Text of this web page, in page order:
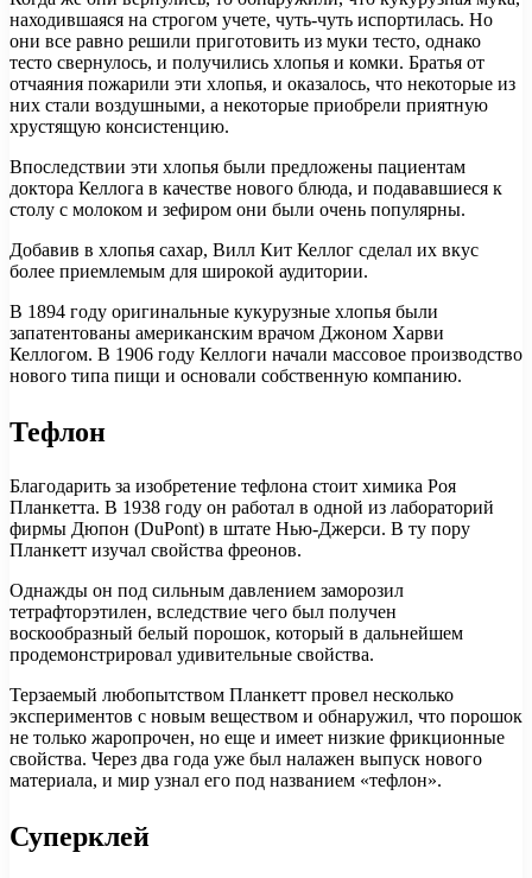
находившаяся на строгом учете, чуть-чуть испортилась. Но
они все равно решили приготовить из муки тесто, однако
тесто свернулось, и получились хлопья и комки. Братья от
отчаяния пожарили эти хлопья, и оказалось, что некоторые из
них стали воздушными, а некоторые приобрели приятную
хрустящую консистенцию.
Впоследствии эти хлопья были предложены пациентам
доктора Келлога в качестве нового блюда, и подававшиеся к
столу с молоком и зефиром они были очень популярны.
Добавив в хлопья сахар, Вилл Кит Келлог сделал их вкус
более приемлемым для широкой аудитории.
В 1894 году оригинальные кукурузные хлопья были
запатентованы американским врачом Джоном Харви
Келлогом. В 1906 году Келлоги начали массовое производство
нового типа пищи и основали собственную компанию.
Тефлон
Благодарить за изобретение тефлона стоит химика Роя
Планкетта. В 1938 году он работал в одной из лабораторий
фирмы Дюпон (DuPont) в штате Нью-Джерси. В ту пору
Планкетт изучал свойства фреонов.
Однажды он под сильным давлением заморозил
тетрафторэтилен, вследствие чего был получен
воскообразный белый порошок, который в дальнейшем
продемонстрировал удивительные свойства.
Терзаемый любопытством Планкетт провел несколько
экспериментов с новым веществом и обнаружил, что порошок
не только жаропрочен, но еще и имеет низкие фрикционные
свойства. Через два года уже был налажен выпуск нового
материала, и мир узнал его под названием «тефлон».
Суперклей